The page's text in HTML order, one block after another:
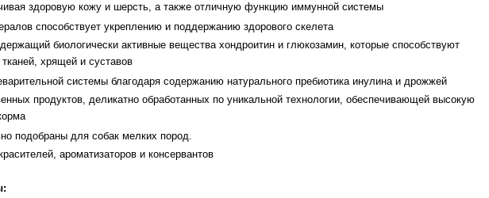
здоровую кожу и шерсть, а также отличную функцию иммунной системы
способствует укреплению и поддержанию здорового скелета
биологически активные вещества хондроитин и глюкозамин, которые способствуют
хрящей и суставов
системы благодаря содержанию натурального пребиотика инулина и дрожжей
продуктов, деликатно обработанных по уникальной технологии, обеспечивающей высокую
подобраны для собак мелких пород.
ароматизаторов и консервантов